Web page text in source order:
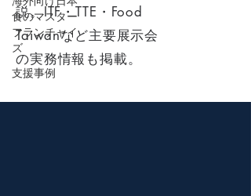
食のマスター
フランチャイ
ズ
支援事例
説。ITF・TTE・Food
Taiwanなど主要展示会
の実務情報も掲載。